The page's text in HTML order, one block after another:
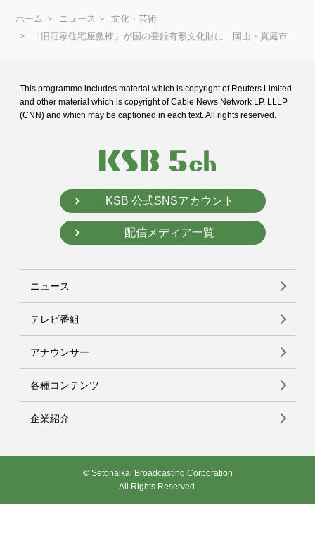
ホーム ニュース
文化・芸術
「旧荘家住宅座敷棟」が国の登録有形文化財に 岡山・真庭市
This programme includes material which is copyright of Reuters Limited
and other material which is copyright of Cable News Network LP, LLLP
(CNN) and which may be captioned in each text. All rights reserved.
KSB 公式SNSアカウント
配信メディア一覧
ニュース
テレビ番組
アナウンサー
各種コンテンツ
企業紹介
© Setonaikai Broadcasting Corporation
All Rights Reserved.